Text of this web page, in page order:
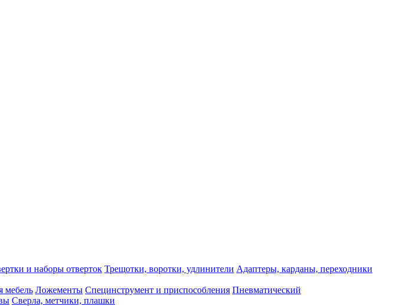
и наборы отверток Трещотки, воротки, удлинители Адаптеры, карданы, переходники
мебель Ложементы Специнструмент и приспособления Пневматический
Сверла, метчики, плашки